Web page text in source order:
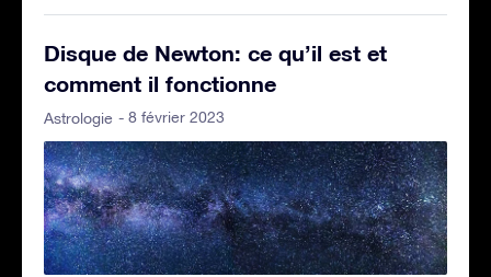
Disque de Newton: ce qu’il est et
comment il fonctionne
Astrologie - 8 février 2023